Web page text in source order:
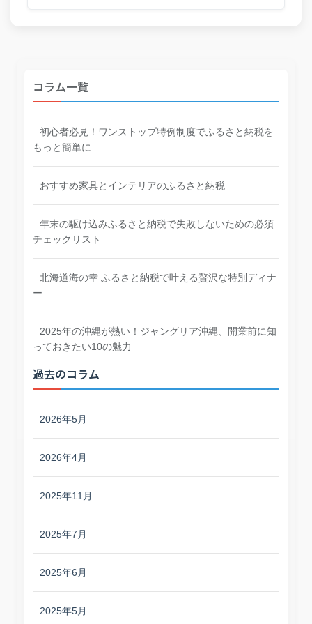
コラム一覧
初心者必見！ワンストップ特例制度でふるさと納税を
もっと簡単に
おすすめ家具とインテリアのふるさと納税
年末の駆け込みふるさと納税で失敗しないための必須
チェックリスト
北海道海の幸 ふるさと納税で叶える贅沢な特別ディナ
ー
2025年の沖縄が熱い！ジャングリア沖縄、開業前に知
っておきたい10の魅力
過去のコラム
2026年5月
2026年4月
2025年11月
2025年7月
2025年6月
2025年5月